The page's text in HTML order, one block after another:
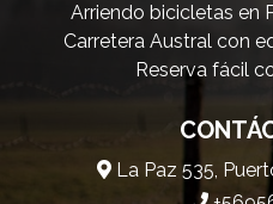
Arriendo bicicletas en
Carretera Austral con
Reserva fácil
La Paz 535,